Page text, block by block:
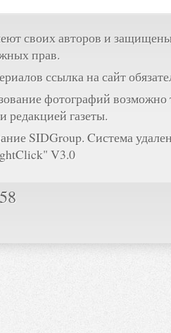
своих авторов и
прав.
ссылка на сайт
фотографий возможно
редакцией газеты.
SIDGroup. Cистема
V3.0